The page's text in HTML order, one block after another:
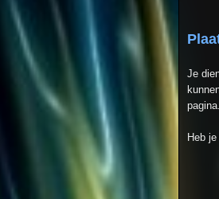
Je
pagina.
Heb